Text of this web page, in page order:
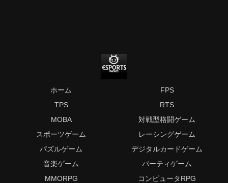
ホーム
FPS
TPS
RTS
MOBA
対戦型格闘ゲーム
スポーツゲーム
レーシングゲーム
パズルゲーム
デジタルカードゲーム
音楽ゲーム
パーティゲーム
MMORPG
コンピュータRPG